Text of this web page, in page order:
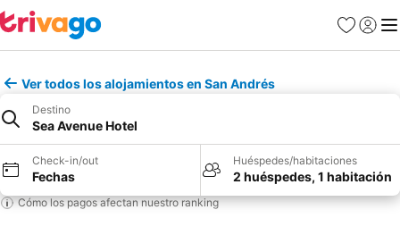
Favoritos
Iniciar
Ver todos los alojamientos en San Andrés
Destino
Sea Avenue Hotel
Check-in/out
Fechas
Huéspedes/habitaciones
2 huéspedes, 1 habitación
Cómo los pagos afectan nuestro ranking